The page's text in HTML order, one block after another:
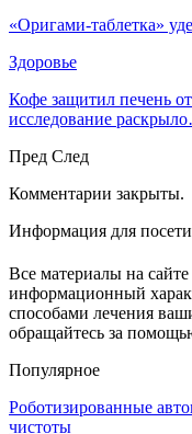
«Оригами-таблетка»
Здоровье
Кофе защитил печень
исследование
Пред След
Комментарии закрыты.
Информация для
Все материалы на
информационный
способами лечения
обращайтесь за
Популярное
Роботизированные
чистоты